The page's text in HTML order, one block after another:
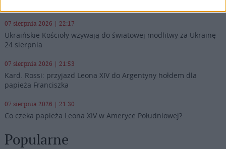
07 sierpnia 2026 | 22:17
Ukraińskie Kościoły wzywają do światowej modlitwy za Ukrainę
24 sierpnia
07 sierpnia 2026 | 21:53
Kard. Rossi: przyjazd Leona XIV do Argentyny hołdem dla
papieża Franciszka
07 sierpnia 2026 | 21:30
Co czeka papieża Leona XIV w Ameryce Południowej?
Popularne